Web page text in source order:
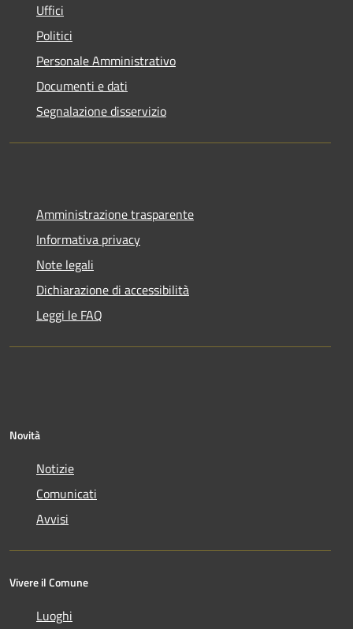
Uffici
Politici
Personale Amministrativo
Documenti e dati
Segnalazione disservizio
Amministrazione trasparente
Informativa privacy
Note legali
Dichiarazione di accessibilità
Leggi le FAQ
Novità
Notizie
Comunicati
Avvisi
Vivere il Comune
Luoghi